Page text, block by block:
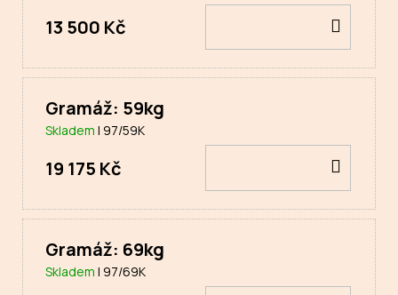
13 500 Kč
Gramáž: 59kg
Skladem | 97/59K
19 175 Kč
Gramáž: 69kg
Skladem | 97/69K